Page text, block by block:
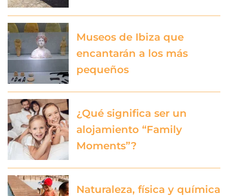
Museos de Ibiza que
encantarán a los más
pequeños
¿Qué significa ser un
alojamiento “Family
Moments”?
Naturaleza, física y química